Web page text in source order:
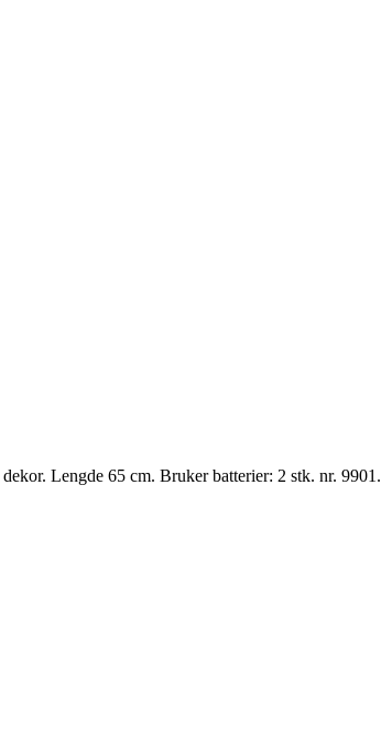
Lengde 65 cm. Bruker batterier: 2 stk. nr. 9901.